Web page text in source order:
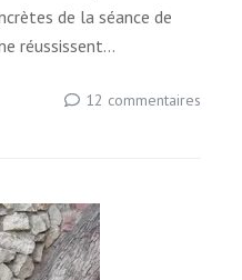
de la séance de
réussissent…
12 commentairessur